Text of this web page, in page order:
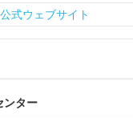
公式ウェブサイト
ンター